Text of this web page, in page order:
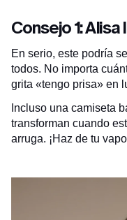
Consejo 1:
En serio, este podría
todos. No importa
grita «tengo prisa» en
Incluso una camiseta
transforman cuando
arruga. ¡Haz de tu